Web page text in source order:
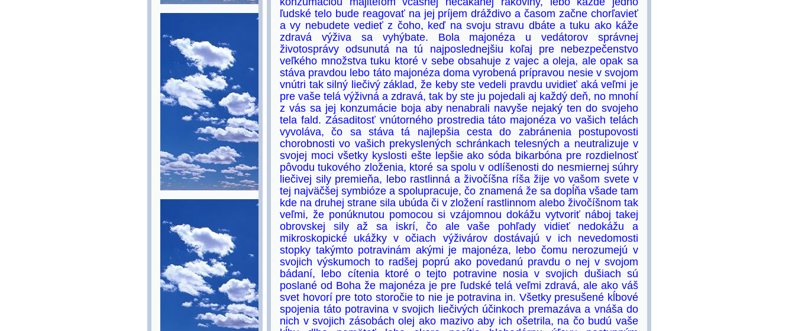
ľudské telo bude reagovať na jej príjem dráždivo a časom začne chorľavieť
a vy nebudete vedieť z čoho, keď na svoju stravu dbáte a tuku ako káže
zdravá výživa sa vyhýbate. Bola majonéza u vedátorov správnej
životosprávy odsunutá na tú najposlednejšiu koľaj pre nebezpečenstvo
veľkého množstva tuku ktoré v sebe obsahuje z vajec a oleja, ale opak sa
stáva pravdou lebo táto majonéza doma vyrobená prípravou nesie v svojom
vnútri tak silný liečivý základ, že keby ste vedeli pravdu uvidieť aká veľmi je
pre vaše telá výživná a zdravá, tak by ste ju pojedali aj každý deň, no mnohí
z vás sa jej konzumácie boja aby nenabrali navyše nejaký ten do svojeho
tela fald. Zásaditosť vnútorného prostredia táto majonéza vo vašich telách
vyvoláva, čo sa stáva tá najlepšia cesta do zabránenia postupovosti
chorobnosti vo vašich prekyslených schránkach telesných a neutralizuje v
svojej moci všetky kyslosti ešte lepšie ako sóda bikarbóna pre rozdielnosť
pôvodu tukového zloženia, ktoré sa spolu v odlíšenosti do nesmiernej súhry
liečivej sily premieňa, lebo rastlinná a živočíšna ríša žije vo vašom svete v
tej najväčšej symbióze a spolupracuje, čo znamená že sa dopĺňa všade tam
kde na druhej strane sila ubúda či v zložení rastlinnom alebo živočíšnom tak
veľmi, že ponúknutou pomocou si vzájomnou dokážu vytvoriť náboj takej
obrovskej sily až sa iskrí, čo ale vaše pohľady vidieť nedokážu a
mikroskopické ukážky v očiach výživárov dostávajú v ich nevedomosti
stopky takýmto potravinám akými je majonéza, lebo čomu nerozumejú v
svojich výskumoch to radšej poprú ako povedanú pravdu o nej v svojom
bádaní, lebo cítenia ktoré o tejto potravine nosia v svojich dušiach sú
poslané od Boha že majonéza je pre ľudské telá veľmi zdravá, ale ako váš
svet hovorí pre toto storočie to nie je potravina in. Všetky presušené kĺbové
spojenia táto potravina v svojich liečivých účinkoch premazáva a vnáša do
nich v svojich zásobách olej ako mazivo aby ich ošetrila, na čo budú vaše